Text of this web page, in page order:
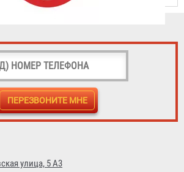
использовать в качестве
улица, 5 А3